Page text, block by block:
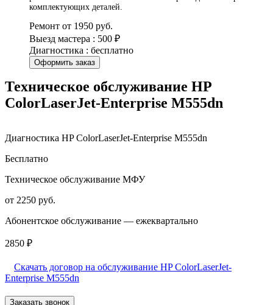
комплектующих деталей.
Ремонт от 1950 руб.
Выезд мастера : 500 ₽
Диагностика : бесплатно
Оформить заказ
Техническое обслуживание HP
ColorLaserJet-Enterprise M555dn
Диагностика HP ColorLaserJet-Enterprise M555dn
Бесплатно
Техническое обслуживание МФУ
от 2250 руб.
Абонентское обслуживание — ежеквартально
2850 ₽
Скачать договор на обслуживание HP ColorLaserJet-
Enterprise M555dn
Заказать звонок